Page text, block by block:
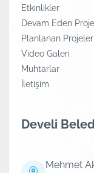
Etkinlikler
Devam Eden
Planlanan Projeler
Video Galeri
Muhtarlar
İletişim
Develi
Mehmet